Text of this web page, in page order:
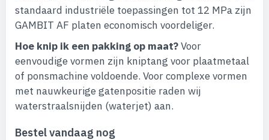
standaard industriële toepassingen tot 12 MPa zijn
GAMBIT AF platen economisch voordeliger.
Hoe knip ik een pakking op maat?Voor
eenvoudige vormen zijn kniptang voor plaatmetaal
of ponsmachine voldoende. Voor complexe vormen
met nauwkeurige gatenpositie raden wij
waterstraalsnijden (waterjet) aan.
Bestel vandaag nog